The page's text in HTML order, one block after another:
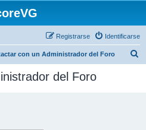
Identificarse
Registrarse
con un Administrador del Foro
del Foro